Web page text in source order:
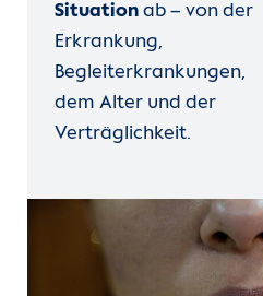
Situation ab – von der
Erkrankung,
Begleiterkrankungen,
dem Alter und der
Verträglichkeit.